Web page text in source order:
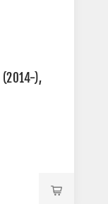
(2014-),